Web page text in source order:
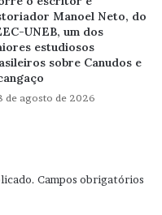
Manoel Neto, do
UNEB, um dos
estudiosos
sobre Canudos e
de agosto de 2026
Campos obrigatórios